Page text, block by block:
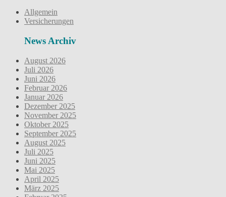
Allgemein
Versicherungen
News Archiv
August 2026
Juli 2026
Juni 2026
Februar 2026
Januar 2026
Dezember 2025
November 2025
Oktober 2025
September 2025
August 2025
Juli 2025
Juni 2025
Mai 2025
April 2025
März 2025